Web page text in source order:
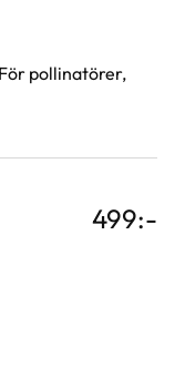
mäter leveranshöjd på
pollinatörer,
499:-